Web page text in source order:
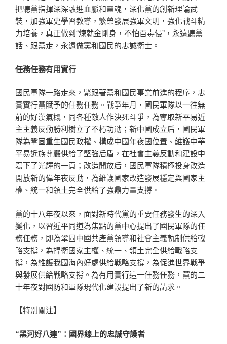
把聽黨指揮深深融進血脈和靈魂，深化黨的創新理論武
裝，加強軍史學習教導，繁榮發展強軍文明，強化戰斗精
力培養，真正做到“煉就金剛身，不怕百毒侵”，永遠聽黨
話、跟黨走，永遠做黨和國民的忠誠衛士。
任務任務有用實行
國民軍隊一路走來，緊跟著黨和國民事業前進的程序，忠
實實行黨賦予的任務任務。戰爭年月，國民軍隊以一往無
前的好漢氣概，同各種敵人作決死斗爭，為奪取新平易近
主主義反動勝利樹立了不朽功勛；新中國成立后，國民軍
隊為鞏固重生國民政權、構成中國年夜國位置、維護中華
平易近族尊嚴供給了堅強后盾，在社會主義反動和建設中
寫下了光輝的一頁；改造開放后，國民軍隊積極投身改造
開放新的偉年夜反動，為維護國家改造發展穩定與國家主
權、統一和領土完全供給了強鼎力量支撐。
黨的十八年夜以來，面對新時代黨的重要任務發生的深入
變化，以習近平同道為焦點的黨中心提出了國民軍隊的任
務任務，即為鞏固中國共產黨領導和社會主義軌制供給戰
略支撐，為捍衛國家主權、統一、領土完全供給戰略支
撐，為維護我國海內好處供給戰略支撐，為促進世界戰爭
與發展供給戰略支撐。為有用實行這一任務任務，黨的二
十年夜對國防和軍隊現代化建設提出了新的請求。
【特別關注】
“黑河好八連”：國界線上的忠誠守護者